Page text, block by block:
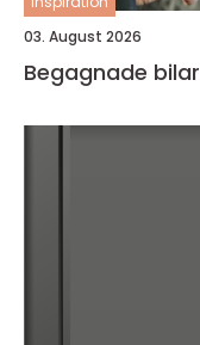
03. August 2026
Begagnade bilar